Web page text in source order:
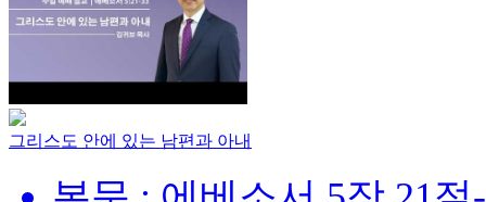
그리스도 안에 있는 남편과 아내